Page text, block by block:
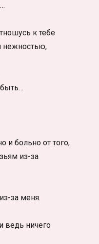
к тебе
нежностью,
и больно от того,
из-за
за меня.
ведь ничего